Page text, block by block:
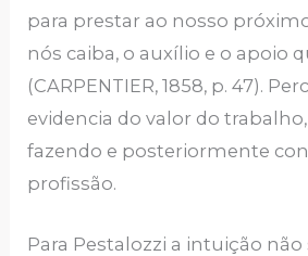
para prestar ao nosso
nós caiba, o auxílio e o apoio
(CARPENTIER, 1858, p. 47).
evidencia do valor do
fazendo e posteriormente
profissão.
Para Pestalozzi a intuição não